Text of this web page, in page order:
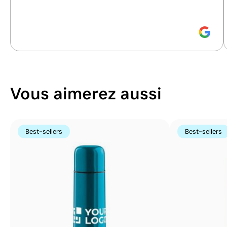
Vous aimerez aussi
Best-sellers Best-sellers